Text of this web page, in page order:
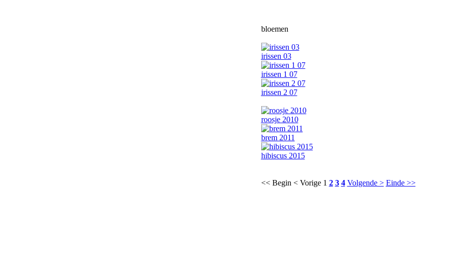
bloemen
irissen 03
irissen 1 07
irissen 2 07
roosje 2010
brem 2011
hibiscus 2015
<< Begin < Vorige 1 2 3 4 Volgende > Einde >>